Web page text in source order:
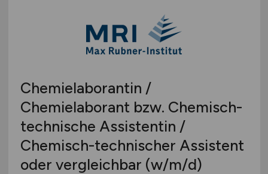
Chemielaborantin /
Chemielaborant bzw. Chemisch-
technische Assistentin /
Chemisch-technischer Assistent
oder vergleichbar (w/m/d)